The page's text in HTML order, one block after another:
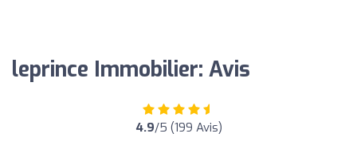
leprince Immobilier: Avis
4.9/5 (199 Avis)